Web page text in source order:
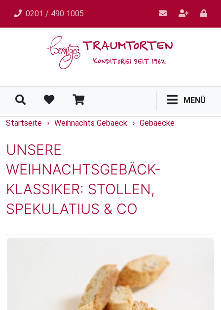
0201 / 490 1005
MENÜ
Startseite › Weihnachts Gebaeck › Gebaecke
UNSERE
WEIHNACHTSGEBÄCK-
KLASSIKER: STOLLEN,
SPEKULATIUS & CO